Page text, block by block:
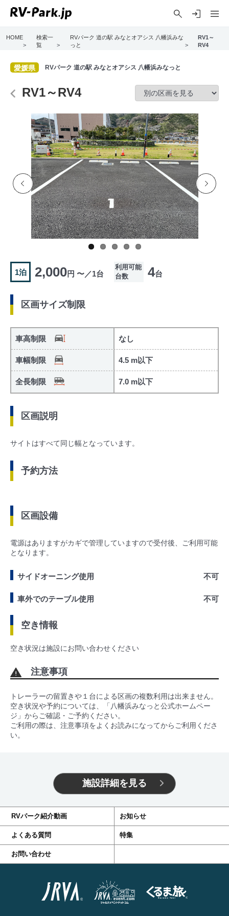
HOME
>
検索一
覧
>
RVパーク 道の駅 みなとオアシス 八幡浜みな
っと
>
RV1～
RV4
愛媛県 RVパーク 道の駅 みなとオアシス 八幡浜みなっと
RV1～RV4
Previo
1泊 2,000円 〜／1台
利用可能
台数
4台
区画サイズ制限
車高制限 なし
車幅制限 4.5 m以下
全長制限 7.0 m以下
区画説明
サイトはすべて同じ幅となっています。
予約方法
区画設備
電源はありますがカギで管理していますので受付後、ご利用可能
となります。
サイドオーニング使用 不可
車外でのテーブル使用 不可
空き情報
空き状況は施設にお問い合わせください
注意事項
トレーラーの留置きや１台による区画の複数利用は出来ません。
空き状況や予約については、「八幡浜みなっと公式ホームペー
ジ」からご確認・ご予約ください。
ご利用の際は、注意事項をよくお読みになってからご利用くださ
い。
施設詳細を見る
RVパーク紹介動画 お知らせ
よくある質問 特集
お問い合わせ